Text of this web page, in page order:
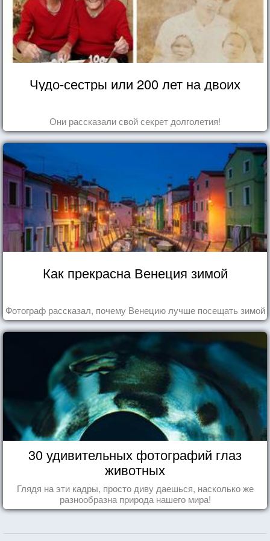
Чудо-сестры или 200 лет на двоих
Они рассказали свой секрет долголетия!
Как прекрасна Венеция зимой
Фотограф рассказал, почему Венецию лучше посещать зимой
30 удивительных фотографий глаз
животных
Глядя на эти кадры, просто диву даешься, насколько же
разнообразна природа нашего мира!